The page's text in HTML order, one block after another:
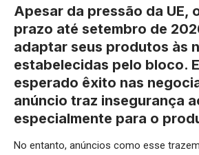
Apesar da pressão da UE,
prazo até setembro de
adaptar seus produtos às
estabelecidas pelo bloco.
esperado êxito nas
anúncio traz insegurança
especialmente para o
No entanto, anúncios como esse